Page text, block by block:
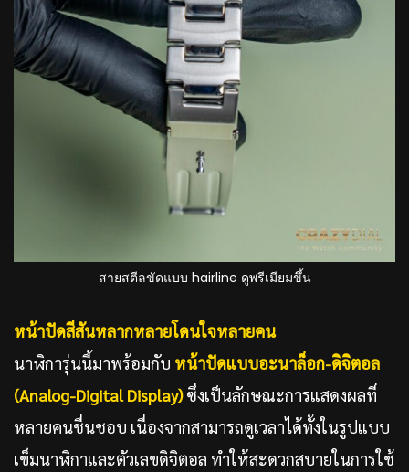
สายสตีลขัดแบบ hairline ดูพรีเมียมขึ้น
หน้าปัดสีสันหลากหลายโดนใจหลายคน
นาฬิการุ่นนี้มาพร้อมกับ หน้าปัดแบบอะนาล็อก-ดิจิตอล
(Analog-Digital Display)ซึ่งเป็นลักษณะการแสดงผลที่
หลายคนชื่นชอบ เนื่องจากสามารถดูเวลาได้ทั้งในรูปแบบ
เข็มนาฬิกาและตัวเลขดิจิตอล ทำให้สะดวกสบายในการใช้